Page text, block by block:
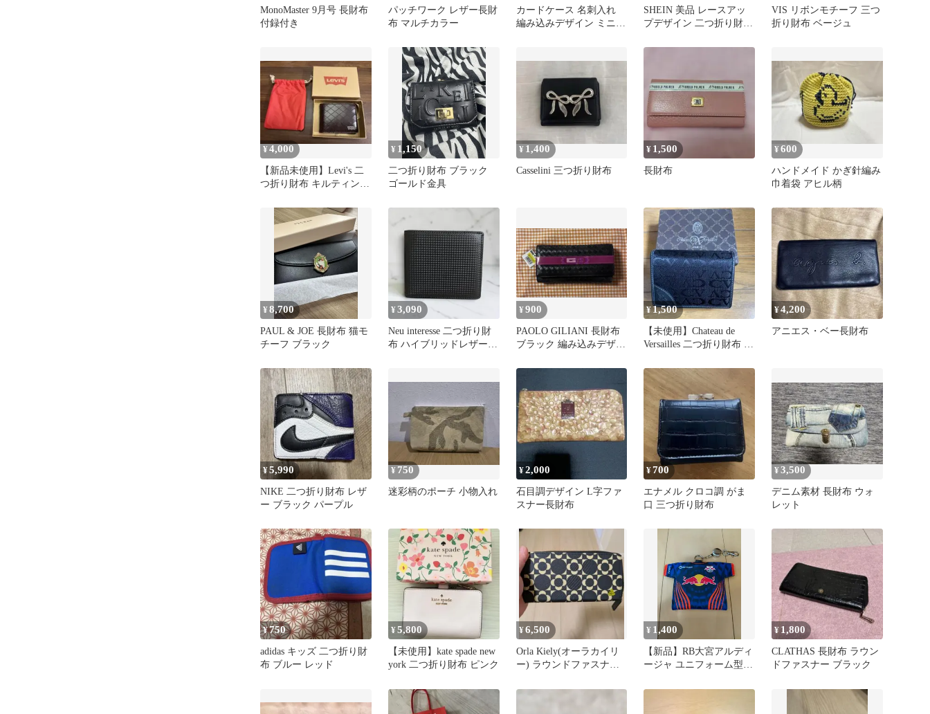
MonoMaster 9月号 長財布
付録付き
パッチワーク レザー長財
布 マルチカラー
カードケース 名刺入れ
編み込みデザイン ミニ財
SHEIN 美品 レースアッ
プデザイン 二つ折り財布
VIS リボンモチーフ 三つ
折り財布 ベージュ
¥4,000
【新品未使用】Levi's 二
つ折り財布 キルティング
¥ 1,150
二つ折り財布 ブラック
ゴールド金具
¥ 1,400
Casselini 三つ折り財布
¥ 1,500
長財布
¥600
ハンドメイド かぎ針編み
巾着袋 アヒル柄
¥8,700
PAUL & JOE 長財布 猫モ
チーフ ブラック
¥3,090
Neu interesse 二つ折り財
布 ハイブリッドレザー
¥900
PAOLO GILIANI 長財布
ブラック 編み込みデザイ
¥1,500
【未使用】Chateau de
Versailles 二つ折り財布 ブ
¥4,200
アニエス・ベー長財布
¥5,990
NIKE 二つ折り財布 レザ
ー ブラック パープル
¥ 750
迷彩柄のポーチ 小物入れ
¥2,000
石目調デザイン L字ファ
スナー長財布
¥700
エナメル クロコ調 がま
口 三つ折り財布
¥3,500
デニム素材 長財布 ウォ
レット
¥750
adidas キッズ 二つ折り財
布 ブルー レッド
¥5,800
【未使用】kate spade new
york 二つ折り財布 ピンク
¥6,500
Orla Kiely(オーラカイリ
ー) ラウンドファスナー
¥ 1,400
【新品】RB大宮アルディ
ージャ ユニフォーム型パ
¥ 1,800
CLATHAS 長財布 ラウン
ドファスナー ブラック